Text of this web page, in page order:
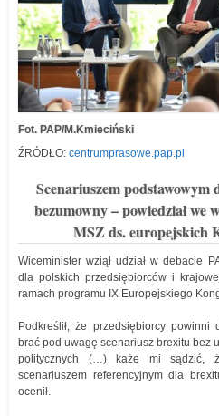
Fot. PAP/M.Kmieciński
ŹRÓDŁO: centrumprasowe.pap.pl
Scenariuszem
bezumowny – powiedział we
MSZ ds. europejskich
Wiceminister wziął udział w debacie
dla polskich przedsiębiorców i
ramach programu IX Europejskiego
Podkreślił, że przedsiębiorcy
brać pod uwagę scenariusz brexitu bez
politycznych (…) każe mi sądzić,
scenariuszem referencyjnym dla
ocenił.